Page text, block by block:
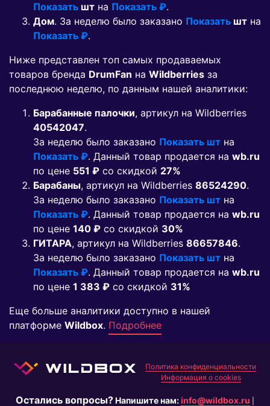
Показать шт на Показать ₽.
Дом. За неделю было заказано Показать шт на
Показать ₽.
Ниже представлен топ самых продаваемых
товаров бренда DrumFan на Wildberries за
последнюю неделю, по данным нашей аналитики:
Барабанные палочки, артикул на Wildberries
40542047.
За неделю было заказано Показать шт на
Показать ₽. Данный товар продается на wb.ru
по цене 551 ₽ co скидкой 27%
Барабаны, артикул на Wildberries 86524290.
За неделю было заказано Показать шт на
Показать ₽. Данный товар продается на wb.ru
по цене 140 ₽ co скидкой 30%
ГИТАРА, артикул на Wildberries 86657846.
За неделю было заказано Показать шт на
Показать ₽. Данный товар продается на wb.ru
по цене 1 383 ₽ co скидкой 31%
Еще больше аналитики доступно в нашей
платформе Wildbox. Подробнее
Политика конфиденциальности
Информация о cookies
Остались вопросы?Напишите нам:info@wildbox.ru